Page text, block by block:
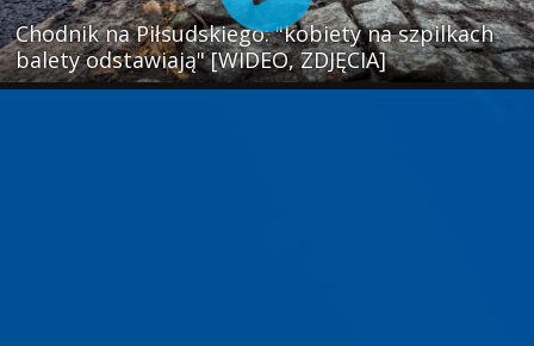
Chodnik na Piłsudskiego: "kobiety na szpilkach
balety odstawiają" [WIDEO, ZDJĘCIA]